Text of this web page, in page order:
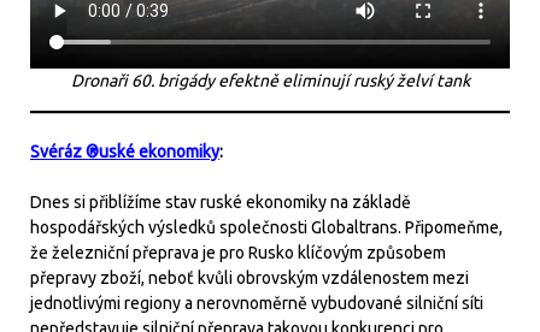
Dronaři 60. brigády efektně eliminují ruský želví tank
Svéráz ®uské ekonomiky:
Dnes si přiblížíme stav ruské ekonomiky na základě
hospodářských výsledků společnosti Globaltrans. Připomeňme,
že železniční přeprava je pro Rusko klíčovým způsobem
přepravy zboží, neboť kvůli obrovským vzdálenostem mezi
jednotlivými regiony a nerovnoměrně vybudované silniční síti